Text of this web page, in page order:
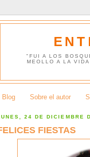
"FUI A LOS
MEOLLO A LA
Blog Sobre el autor
24 DE DICIEMBRE
FIESTAS